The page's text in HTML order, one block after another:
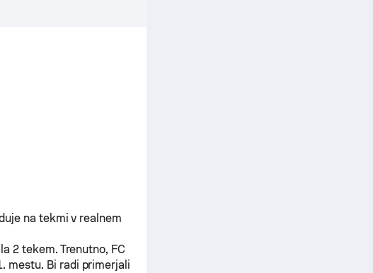
na tekmi v realnem
2 tekem. Trenutno, FC
mestu. Bi radi primerjali